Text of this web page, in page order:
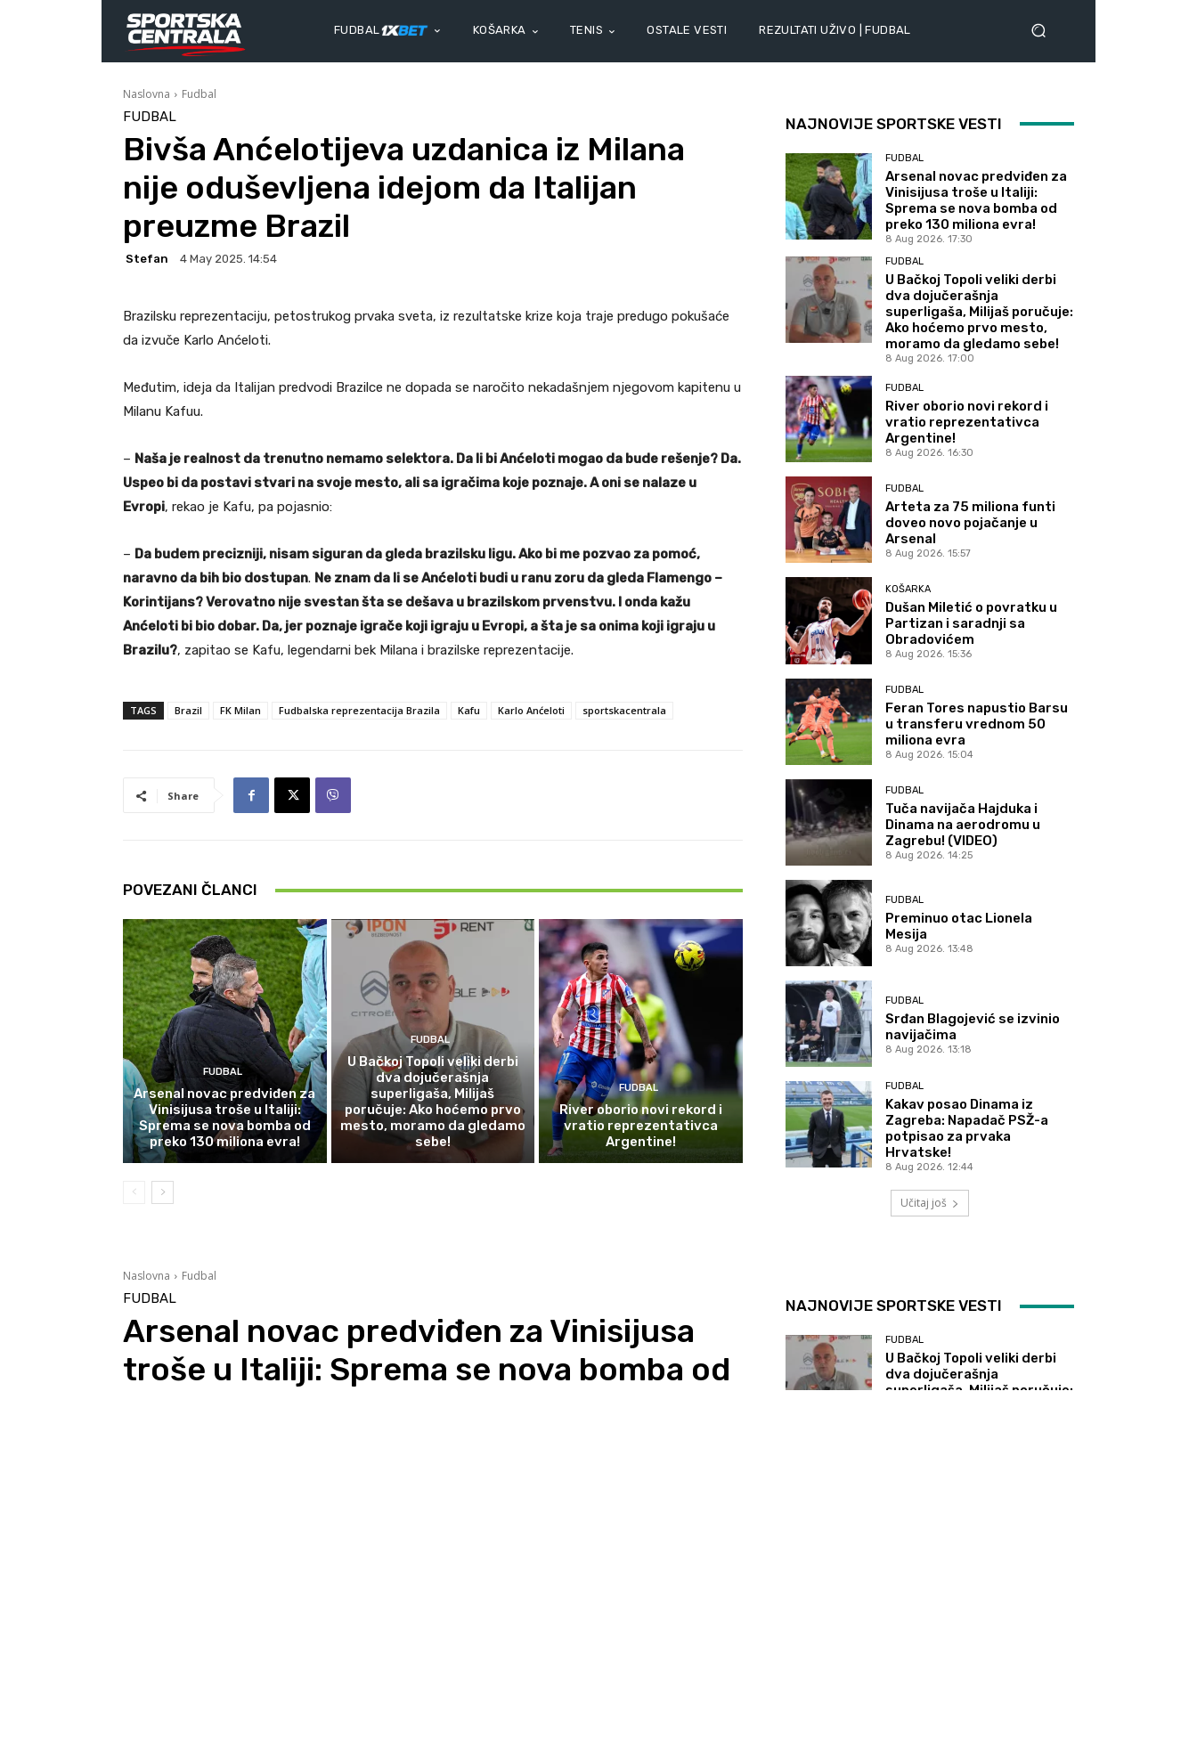
FUDBAL KOŠARKA TENIS OSTALE VESTI REZULTATI UŽIVO | FUDBAL
Naslovna Fudbal
FUDBAL
Bivša Anćelotijeva uzdanica iz Milana
nije oduševljena idejom da Italijan
preuzme Brazil
Stefan 4 May 2025. 14:54
Brazilsku reprezentaciju, petostrukog prvaka sveta, iz rezultatske krize koja traje predugo pokušaće
da izvuče Karlo Anćeloti.
Međutim, ideja da Italijan predvodi Brazilce ne dopada se naročito nekadašnjem njegovom kapitenu u
Milanu Kafuu.
– Naša je realnost da trenutno nemamo selektora. Da li bi Anćeloti mogao da bude rešenje? Da.
Uspeo bi da postavi stvari na svoje mesto, ali sa igračima koje poznaje. A oni se nalaze u
Evropi, rekao je Kafu, pa pojasnio:
– Da budem precizniji, nisam siguran da gleda brazilsku ligu. Ako bi me pozvao za pomoć,
naravno da bih bio dostupan. Ne znam da li se Anćeloti budi u ranu zoru da gleda Flamengo –
Korintijans? Verovatno nije svestan šta se dešava u brazilskom prvenstvu. I onda kažu
Anćeloti bi bio dobar. Da, jer poznaje igrače koji igraju u Evropi, a šta je sa onima koji igraju u
Brazilu?, zapitao se Kafu, legendarni bek Milana i brazilske reprezentacije.
TAGS Brazil FK Milan Fudbalska reprezentacija Brazila Kafu Karlo Anćeloti sportskacentrala
Share
POVEZANI ČLANCI
FUDBAL
Arsenal novac predviđen za
Vinisijusa troše u Italiji:
Sprema se nova bomba od
preko 130 miliona evra!
FUDBAL
U Bačkoj Topoli veliki derbi
dva dojučerašnja
superligaša, Milijaš
poručuje: Ako hoćemo prvo
mesto, moramo da gledamo
sebe!
FUDBAL
River oborio novi rekord i
vratio reprezentativca
Argentine!
NAJNOVIJE SPORTSKE VESTI
FUDBAL
Arsenal novac predviđen za
Vinisijusa troše u Italiji:
Sprema se nova bomba od
preko 130 miliona evra!
8 Aug 2026. 17:30
FUDBAL
U Bačkoj Topoli veliki derbi
dva dojučerašnja
superligaša, Milijaš poručuje:
Ako hoćemo prvo mesto,
moramo da gledamo sebe!
8 Aug 2026. 17:00
FUDBAL
River oborio novi rekord i
vratio reprezentativca
Argentine!
8 Aug 2026. 16:30
FUDBAL
Arteta za 75 miliona funti
doveo novo pojačanje u
Arsenal
8 Aug 2026. 15:57
KOŠARKA
Dušan Miletić o povratku u
Partizan i saradnji sa
Obradovićem
8 Aug 2026. 15:36
FUDBAL
Feran Tores napustio Barsu
u transferu vrednom 50
miliona evra
8 Aug 2026. 15:04
FUDBAL
Tuča navijača Hajduka i
Dinama na aerodromu u
Zagrebu! (VIDEO)
8 Aug 2026. 14:25
FUDBAL
Preminuo otac Lionela
Mesija
8 Aug 2026. 13:48
FUDBAL
Srđan Blagojević se izvinio
navijačima
8 Aug 2026. 13:18
FUDBAL
Kakav posao Dinama iz
Zagreba: Napadač PSŽ-a
potpisao za prvaka
Hrvatske!
8 Aug 2026. 12:44
Učitaj još